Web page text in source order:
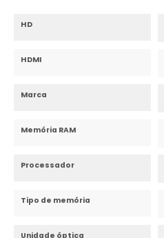
HD
HDMI
Marca
Memória RAM
Processador
Tipo de memória
Unidade óptica